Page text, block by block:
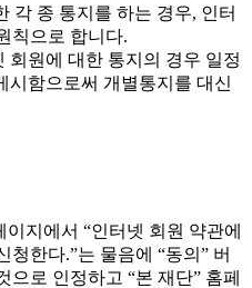
각 종 통지를 하는 경우, 인터
칙으로 합니다.
회원에 대한 통지의 경우 일정
시함으로써 개별통지를 대신
지에서 “인터넷 회원 약관에
한다.”는 물음에 “동의” 버
로 인정하고 “본 재단” 홈페